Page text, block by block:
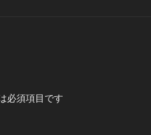
必須項目です